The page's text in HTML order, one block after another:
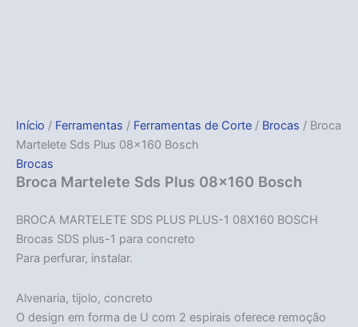
Início / Ferramentas / Ferramentas de Corte / Brocas / Broca
Martelete Sds Plus 08×160 Bosch
Brocas
Broca Martelete Sds Plus 08×160 Bosch
BROCA MARTELETE SDS PLUS PLUS-1 08X160 BOSCH
Brocas SDS plus-1 para concreto
Para perfurar, instalar.
Alvenaria, tijolo, concreto
O design em forma de U com 2 espirais oferece remoção